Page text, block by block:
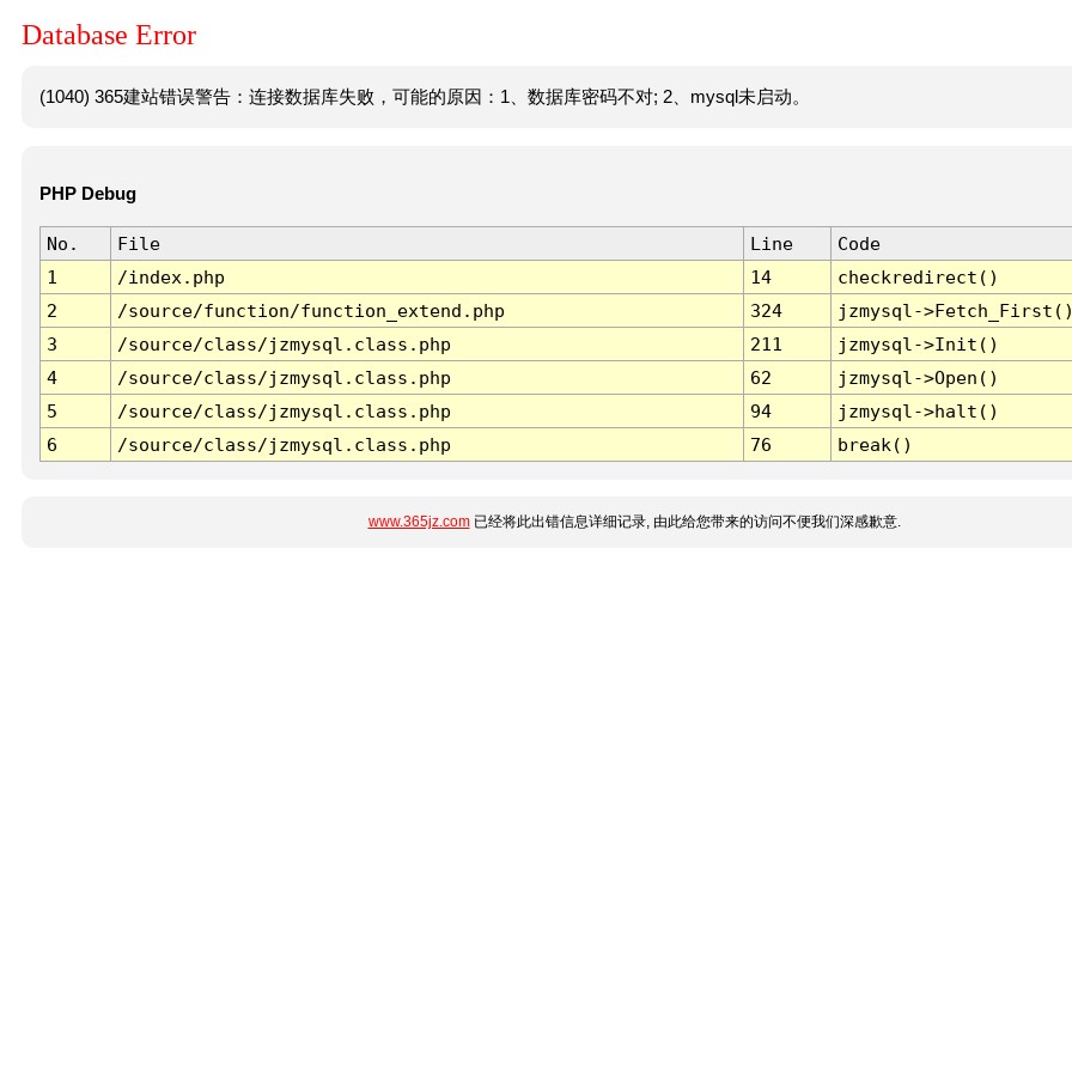
Database Error
(1040) 365建站错误警告：连接数据库失败，可能的原因：1、数据库密码不对; 2、mysql未启动。
PHP Debug
No. File Line
Code
1
/index.php 14
checkredirect()
2
/source/function/function_extend.php 324
jzmysql-
3
/source/class/jzmysql.class.php 211
jzmysql->Init()
4
/source/class/jzmysql.class.php 62
jzmysql->Open()
5
/source/class/jzmysql.class.php 94
jzmysql->halt()
6
/source/class/jzmysql.class.php 76 break()
www.365jz.com已经将此出错信息详细记录, 由此给您带来的访问不便我们深感歉意.